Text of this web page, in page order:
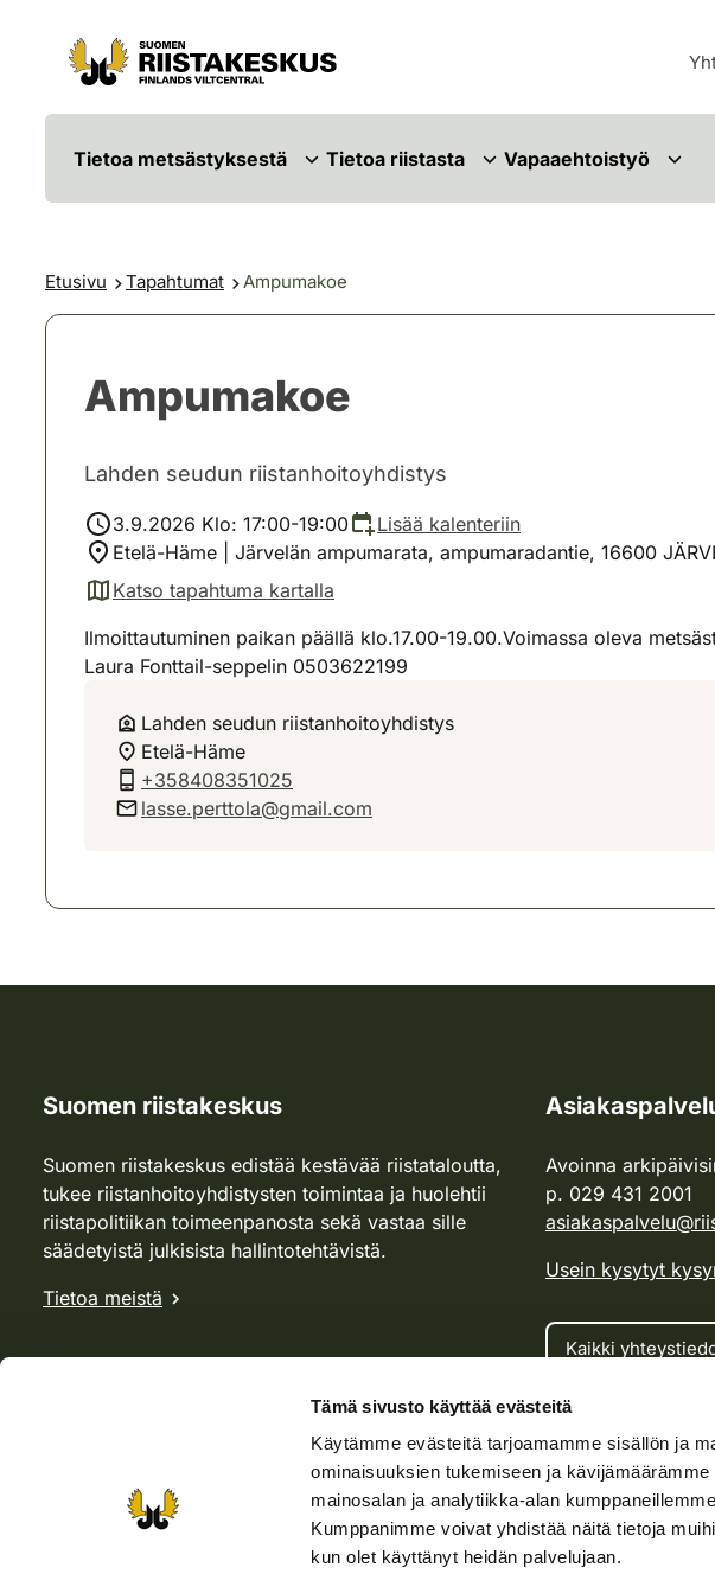
Tämä sivusto käyttää evästeitä
Käytämme evästeitä tarjoamamme sisällön ja
ominaisuuksien tukemiseen ja
mainosalan ja analytiikka-alan
Kumppanimme voivat yhdistää näitä tietoja
kun olet käyttänyt heidän palvelujaan.
Siirry sisältöön
Siirry sivustokarttaan
Tietoa metsästyksestä Tietoa riistasta Vapaaehtoistyö
Etusivu Tapahtumat Ampumakoe
Ampumakoe
Lahden seudun riistanhoitoyhdistys
3.9.2026 Klo: 17:00-19:00
Lisää kalenteriin
Etelä-Häme | Järvelän ampumarata, ampumaradantie, 16600
Katso tapahtuma kartalla
(avautuu uuteen välilehteen)
Ilmoittautuminen paikan päällä klo.17.00-19.00.Voimassa oleva
Laura Fonttail-seppelin 0503622199
Lahden seudun riistanhoitoyhdistys
Etelä-Häme
+358408351025
lasse.perttola@gmail.com
Suomen riistakeskus
Suomen riistakeskus edistää kestävää riistataloutta,
tukee riistanhoitoyhdistysten toimintaa ja huolehtii
riistapolitiikan toimeenpanosta sekä vastaa sille
säädetyistä julkisista hallintotehtävistä.
Tietoa meistä
Avoinna
p. 029 431 2001
Usein kysytyt
Kaikki
Metsästyskortti-
Oma riista -asiat
Lupa-asiat